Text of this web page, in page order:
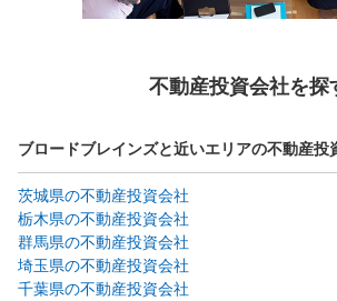
不動産投資会社を探
ブロードブレインズと近いエリアの不動産投
茨城県の不動産投資会社
栃木県の不動産投資会社
群馬県の不動産投資会社
埼玉県の不動産投資会社
千葉県の不動産投資会社